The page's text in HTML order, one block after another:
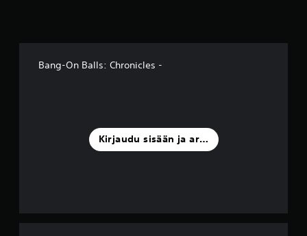
Bang-On Balls: Chronicles -
Kirjaudu sisään ja arvostele